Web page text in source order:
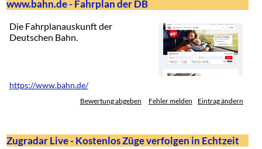
www.bahn.de - Fahrplan der DB
Die Fahrplanauskunft der
Deutschen Bahn.
https://www.bahn.de/
Bewertung abgeben Fehler melden Eintrag ändern
Zugradar Live - Kostenlos Züge verfolgen in Echtzeit